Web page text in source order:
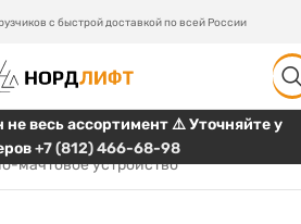
с быстрой доставкой по всей России
не весь ассортимент ⚠️ Уточняйте у
+7 (812) 466-68-98
мачтовое устройство